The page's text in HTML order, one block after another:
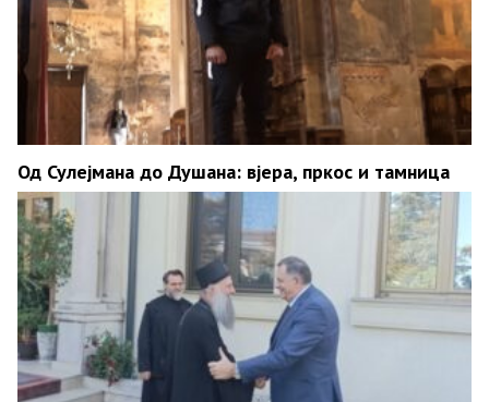
Од Сулејмана до Душана: вјера, пркос и тамница